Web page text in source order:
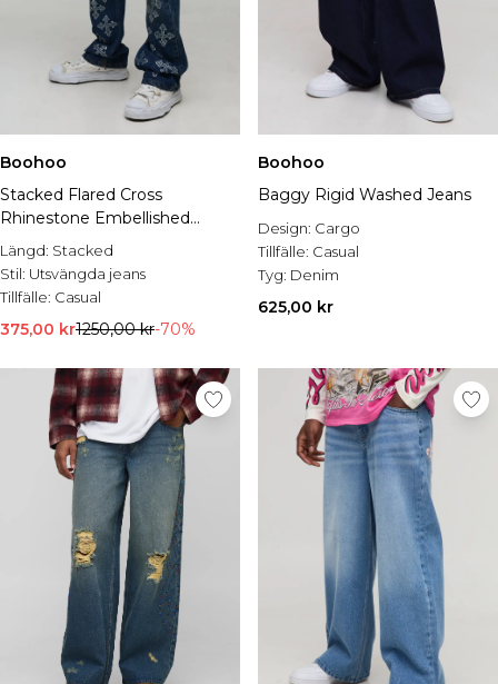
Boohoo
Stacked Flared Cross
Rhinestone Embellished
Denim Jeans
Längd: Stacked
Stil: Utsvängda jeans
Tillfälle: Casual
375,00 kr1250,00 kr-70%
Boohoo
Baggy Rigid Washed Jeans
Design: Cargo
Tillfälle: Casual
Tyg: Denim
625,00 kr